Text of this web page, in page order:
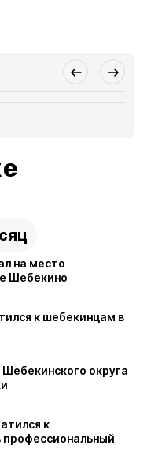
на место
Шебекино
к шебекинцам в
Шебекинского округа
к